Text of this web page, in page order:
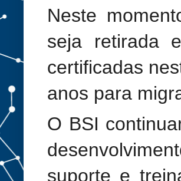
Neste
seja retirada
certificadas
anos para
O BSI
suporte e